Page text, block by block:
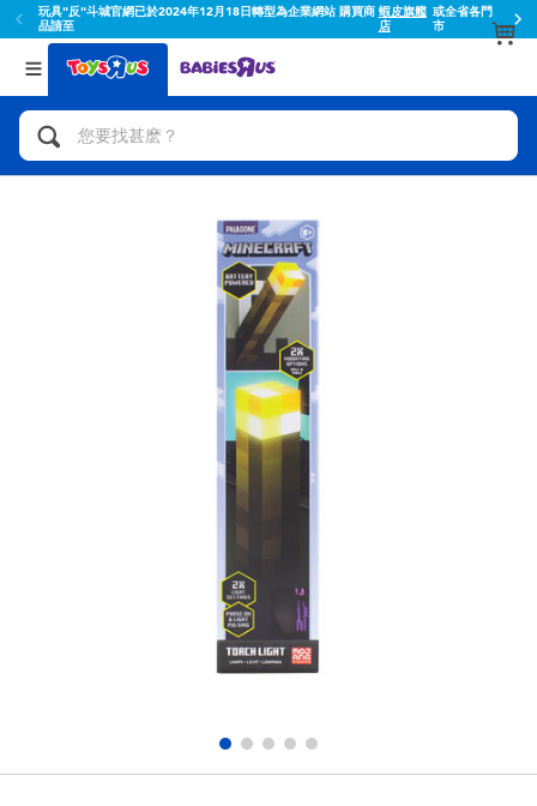
玩具"反"斗城官網已於2024年12月18日轉型為企業網站 購買商
品請至
蝦皮旗艦
店
或全省各門
市
返回
分類目錄
人氣英雄,角色扮演,射擊玩具
拼砌組合及樂高LEGO
玩具車,貨車,火車及遙控系列
手工藝,文具,蠟筆,泥膠,畫板
娃娃, 芭比,收藏公仔
返回
品牌
Toy Story玩具總動員